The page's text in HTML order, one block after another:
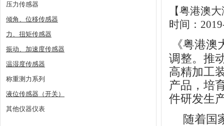
压力传感器
倾角、位移传感器
力、扭矩传感器
振动、加速度传感器
温湿度传感器
称重测力系列
液位传感器（开关）
其他仪器仪表
【粤港澳
时间：
《粤港
调整。推
高精加工
产品，培
件研发生
随着国